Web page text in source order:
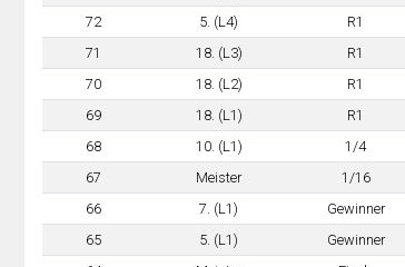
72
5. (L4) R1
71
18. (L3) R1
70
18. (L2) R1
69
18. (L1) R1
68
10. (L1) 1/4
67
Meister 1/16
66
7. (L1) Gewinner
65
5. (L1) Gewinner